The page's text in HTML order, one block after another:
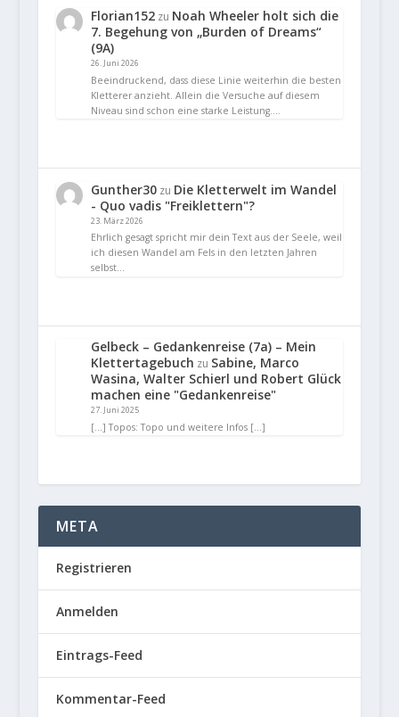
Florian152zu Noah Wheeler holt sich die
7. Begehung von „Burden of Dreams“
(9A)
26. Juni 2026
Beeindruckend, dass diese Linie weiterhin die besten
Kletterer anzieht. Allein die Versuche auf diesem
Niveau sind schon eine starke Leistung.…
Gunther30zu Die Kletterwelt im Wandel
- Quo vadis "Freiklettern"?
23. März 2026
Ehrlich gesagt spricht mir dein Text aus der Seele, weil
ich diesen Wandel am Fels in den letzten Jahren
selbst…
Gelbeck – Gedankenreise (7a) – Mein
Klettertagebuch zu Sabine, Marco
Wasina, Walter Schierl und Robert Glück
machen eine "Gedankenreise"
27. Juni 2025
[…] Topos: Topo und weitere Infos […]
META
Registrieren
Anmelden
Eintrags-Feed
Kommentar-Feed